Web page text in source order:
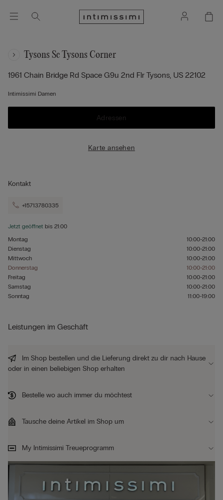
Tysons Sc Tysons Corner
1961 Chain Bridge Rd Space G9u 2nd Flr Tysons, US 22102
Intimissimi Damen
Adressen
Karte ansehen
Kontakt
+15713780335
Jetzt geöffnet bis 21:00
Montag
10:00-21:00
Dienstag
10:00-21:00
Mittwoch
10:00-21:00
Donnerstag
10:00-21:00
Freitag
10:00-21:00
Samstag
10:00-21:00
Sonntag
11:00-19:00
Leistungen im Geschäft
Im Shop bestellen und die Lieferung direkt zu dir nach Hause
oder in einen beliebigen Shop erhalten
Bestelle wo auch immer du möchtest
Tausche deine Artikel im Shop um
My Intimissimi Treueprogramm